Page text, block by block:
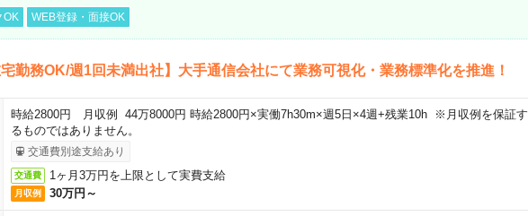
OK WEB登録・面接OK
宅勤務OK/週1回未満出社】大手通信会社にて業務可視化・業務標準化を推進！
時給2800円 月収例 44万8000円 時給2800円×実働7h30m×週5日×4週+残業10h ※月収例を保証す
るものではありません。
交通費別途支給あり
交通費 1ヶ月3万円を上限として実費支給
月収例 30万円～